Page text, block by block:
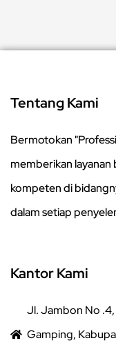
Tentang Kami
Bermotokan
memberikan
kompeten di
dalam setiap
Kantor Kami
Jl. Jambon No .4,
Gamping,